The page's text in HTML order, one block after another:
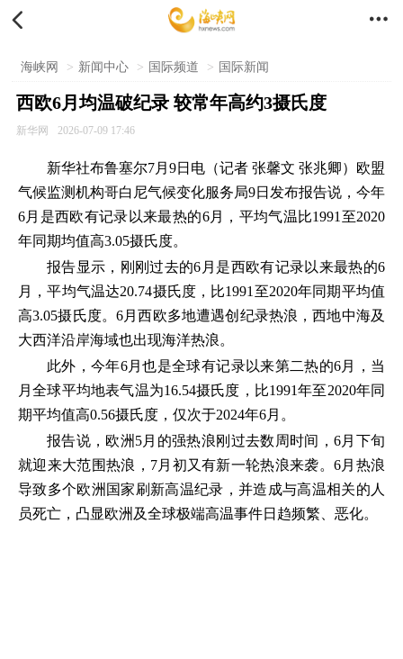
 
海峡网 > 新闻中心 > 国际频道 > 国际新闻
西欧6月均温破纪录 较常年高约3摄氏度
新华网 2026-07-09 17:46
新华社布鲁塞尔7月9日电（记者 张馨文 张兆卿）欧盟
气候监测机构哥白尼气候变化服务局9日发布报告说，今年
6月是西欧有记录以来最热的6月，平均气温比1991至2020
年同期均值高3.05摄氏度。
报告显示，刚刚过去的6月是西欧有记录以来最热的6
月，平均气温达20.74摄氏度，比1991至2020年同期平均值
高3.05摄氏度。6月西欧多地遭遇创纪录热浪，西地中海及
大西洋沿岸海域也出现海洋热浪。
此外，今年6月也是全球有记录以来第二热的6月，当
月全球平均地表气温为16.54摄氏度，比1991年至2020年同
期平均值高0.56摄氏度，仅次于2024年6月。
报告说，欧洲5月的强热浪刚过去数周时间，6月下旬
就迎来大范围热浪，7月初又有新一轮热浪来袭。6月热浪
导致多个欧洲国家刷新高温纪录，并造成与高温相关的人
员死亡，凸显欧洲及全球极端高温事件日趋频繁、恶化。